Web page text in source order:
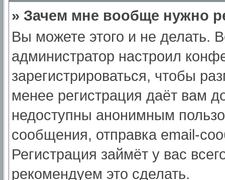
» Зачем мне вообще нужно
Вы можете этого и не делать.
администратор настроил
зарегистрироваться, чтобы
менее регистрация даёт вам
недоступны анонимным
сообщения, отправка email-
Регистрация займёт у вас
рекомендуем это сделать.